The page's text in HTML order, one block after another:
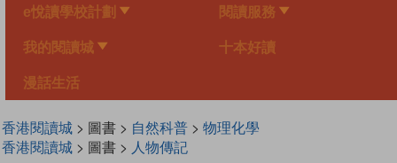
e悅讀學校計劃 閱讀服務
我的閱讀城 十本好讀
漫話生活
香港閱讀城> 圖書 > 自然科普> 物理化學
香港閱讀城> 圖書 > 人物傳記